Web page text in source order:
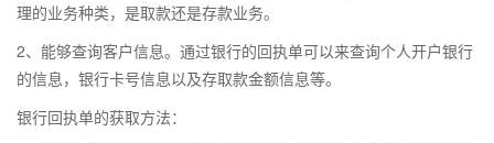
理的业务种类，是取款还是存款业务。
2、能够查询客户信息。通过银行的回执单可以来查询个人开户银行
的信息，银行卡号信息以及存取款金额信息等。
银行回执单的获取方法：